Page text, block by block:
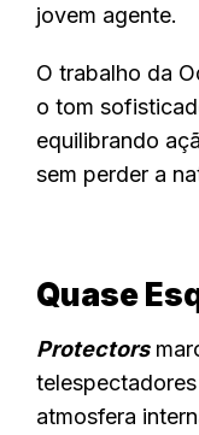
jovem agente.
O trabalho da
o tom
equilibrando
sem perder a
Quase
Protectors
atmosfera